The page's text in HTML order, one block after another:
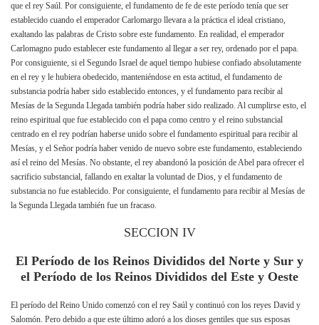
que el rey Saúl. Por consiguiente, el fundamento de fe de este período tenía que ser
establecido cuando el emperador Carlomargo llevara a la práctica el ideal cristiano,
exaltando las palabras de Cristo sobre este fundamento. En realidad, el emperador
Carlomagno pudo establecer este fundamento al llegar a ser rey, ordenado por el papa.
Por consiguiente, si el Segundo Israel de aquel tiempo hubiese confiado absolutamente
en el rey y le hubiera obedecido, manteniéndose en esta actitud, el fundamento de
substancia podría haber sido establecido entonces, y el fundamento para recibir al
Mesías de la Segunda Llegada también podría haber sido realizado. Al cumplirse esto, el
reino espiritual que fue establecido con el papa como centro y el reino substancial
centrado en el rey podrían haberse unido sobre el fundamento espiritual para recibir al
Mesías, y el Señor podría haber venido de nuevo sobre este fundamento, estableciendo
así el reino del Mesías. No obstante, el rey abandonó la posición de Abel para ofrecer el
sacrificio substancial, fallando en exaltar la voluntad de Dios, y el fundamento de
substancia no fue establecido. Por consiguiente, el fundamento para recibir al Mesías de
la Segunda Llegada también fue un fracaso.
SECCION IV
El Período de los Reinos Divididos del Norte y Sur y
el Período de los Reinos Divididos del Este y Oeste
El período del Reino Unido comenzó con el rey Saúl y continuó con los reyes David y
Salomón. Pero debido a que este último adoró a los dioses gentiles que sus esposas